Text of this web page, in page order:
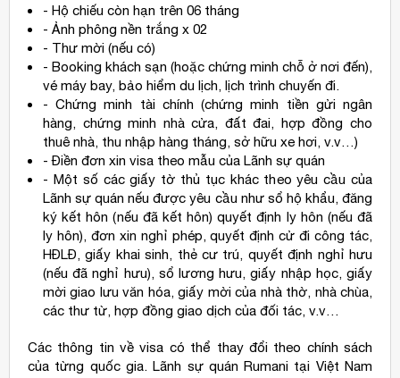
- Hộ chiếu còn hạn trên 06 tháng
- Ảnh phông nền trắng x 02
- Thư mời (nếu có)
- Booking khách sạn (hoặc chứng minh chỗ ở nơi đến),
vé máy bay, bảo hiểm du lịch, lịch trình chuyến đi.
- Chứng minh tài chính (chứng minh tiền gửi ngân
hàng, chứng minh nhà cửa, đất đai, hợp đồng cho
thuê nhà, thu nhập hàng tháng, sở hữu xe hơi, v.v…)
- Điền đơn xin visa theo mẫu của Lãnh sự quán
- Một số các giấy tờ thủ tục khác theo yêu cầu của
Lãnh sự quán nếu được yêu cầu như sổ hộ khẩu, đăng
ký kết hôn (nếu đã kết hôn) quyết định ly hôn (nếu đã
ly hôn), đơn xin nghỉ phép, quyết định cử đi công tác,
HĐLĐ, giấy khai sinh, thẻ cư trú, quyết định nghỉ hưu
(nếu đã nghỉ hưu), sổ lương hưu, giấy nhập học, giấy
mời giao lưu văn hóa, giấy mời của nhà thờ, nhà chùa,
các thư từ, hợp đồng giao dịch của đối tác, v.v…
Các thông tin về visa có thể thay đổi theo chính sách
của từng quốc gia. Lãnh sự quán Rumani tại Việt Nam